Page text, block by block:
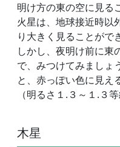
明け方の東の空に見る
火星は、地球接近時以
り大きく見ることがで
しかし、夜明け前に東
で、みつけてみましょ
と、赤っぽい色に見え
（明るさ１.３～１.３等
木星